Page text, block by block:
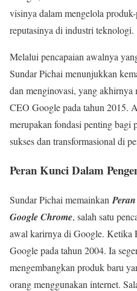
visinya dalam mengelola
reputasinya di industri teknologi.
Melalui pencapaian awalnya
Sundar Pichai menunjukkan
dan menginovasi, yang akhirnya
CEO Google pada tahun 2015.
merupakan fondasi penting bagi
sukses dan transformasional di
Peran Kunci Dalam
Sundar Pichai memainkan
Google Chrome, salah satu
awal karirnya di Google. Ketika
Google pada tahun 2004. Ia
mengembangkan produk baru
orang menggunakan internet.